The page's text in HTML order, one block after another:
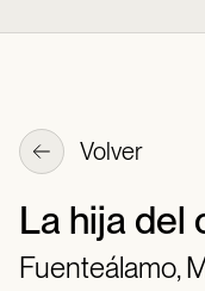
Volver
La hija del
Fuenteálamo,